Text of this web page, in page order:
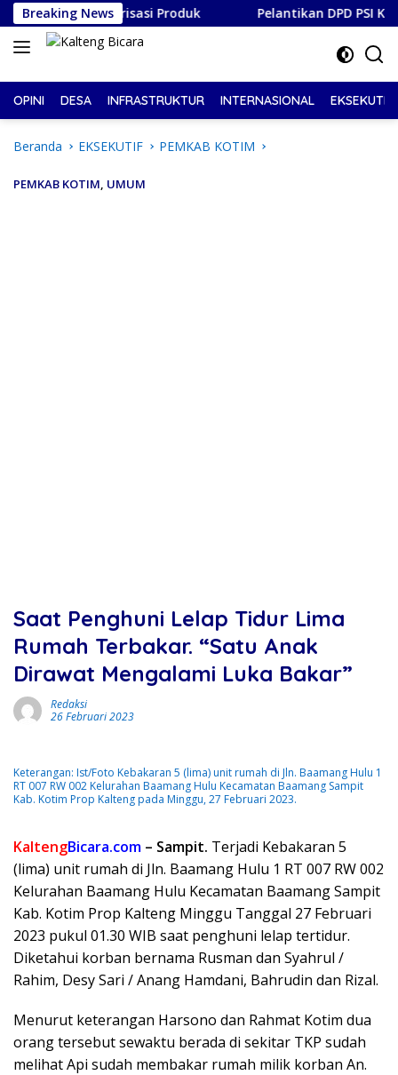
Langsung
ke
konten
Breaking News
Hilirisasi Produk Pelantikan DPD PSI Kota Bogor,
OPINI DESA INFRASTRUKTUR INTERNASIONAL EKSEKUTIF
Beranda EKSEKUTIF PEMKAB KOTIM
PEMKAB KOTIM, UMUM
Saat Penghuni Lelap Tidur Lima
Rumah Terbakar. “Satu Anak
Dirawat Mengalami Luka Bakar”
Redaksi
26 Februari 2023
Keterangan: Ist/Foto Kebakaran 5 (lima) unit rumah di Jln. Baamang Hulu 1
RT 007 RW 002 Kelurahan Baamang Hulu Kecamatan Baamang Sampit
Kab. Kotim Prop Kalteng pada Minggu, 27 Februari 2023.
KaltengBicara.com – Sampit. Terjadi Kebakaran 5
(lima) unit rumah di Jln. Baamang Hulu 1 RT 007 RW 002
Kelurahan Baamang Hulu Kecamatan Baamang Sampit
Kab. Kotim Prop Kalteng Minggu Tanggal 27 Februari
2023 pukul 01.30 WIB saat penghuni lelap tertidur.
Diketahui korban bernama Rusman dan Syahrul /
Rahim, Desy Sari / Anang Hamdani, Bahrudin dan Rizal.
Menurut keterangan Harsono dan Rahmat Kotim dua
orang tersebut sewaktu berada di sekitar TKP sudah
melihat Api sudah membakar rumah milik korban An.